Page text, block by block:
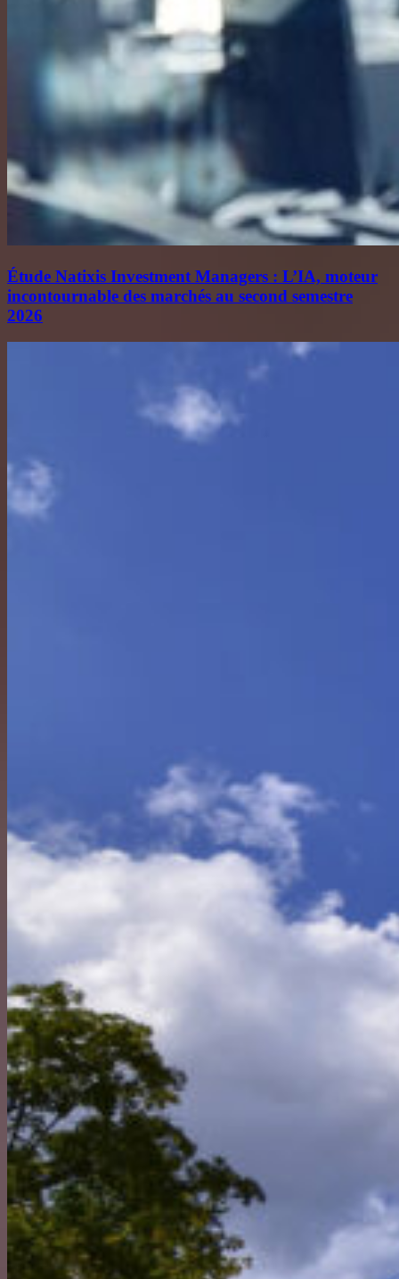
Étude Natixis Investment Managers : L’IA, moteur
incontournable des marchés au second semestre
2026